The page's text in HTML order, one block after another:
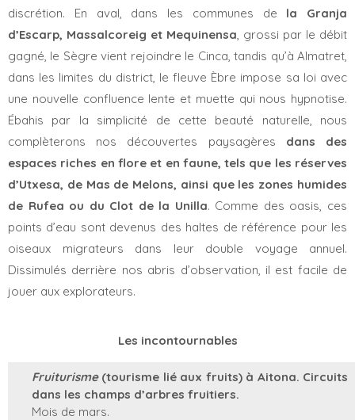
discrétion. En aval, dans les communes de la Granja
d’Escarp, Massalcoreig et Mequinensa, grossi par le débit
gagné, le Sègre vient rejoindre le Cinca, tandis qu’à Almatret,
dans les limites du district, le fleuve Èbre impose sa loi avec
une nouvelle confluence lente et muette qui nous hypnotise.
Ébahis par la simplicité de cette beauté naturelle, nous
complèterons nos découvertes paysagères dans des
espaces riches en flore et en faune, tels que les réserves
d’Utxesa, de Mas de Melons, ainsi que les zones humides
de Rufea ou du Clot de la Unilla. Comme des oasis, ces
points d’eau sont devenus des haltes de référence pour les
oiseaux migrateurs dans leur double voyage annuel.
Dissimulés derrière nos abris d’observation, il est facile de
jouer aux explorateurs.
Les incontournables
Fruiturisme(tourisme lié aux fruits) à Aitona. Circuits
dans les champs d’arbres fruitiers.
Mois de mars.